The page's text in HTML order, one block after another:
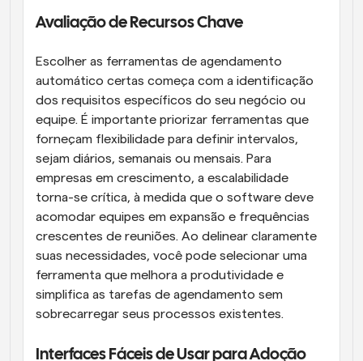
Avaliação de Recursos Chave
Escolher as ferramentas de agendamento
automático certas começa com a identificação
dos requisitos específicos do seu negócio ou
equipe. É importante priorizar ferramentas que
forneçam flexibilidade para definir intervalos,
sejam diários, semanais ou mensais. Para
empresas em crescimento, a escalabilidade
torna-se crítica, à medida que o software deve
acomodar equipes em expansão e frequências
crescentes de reuniões. Ao delinear claramente
suas necessidades, você pode selecionar uma
ferramenta que melhora a produtividade e
simplifica as tarefas de agendamento sem
sobrecarregar seus processos existentes.
Interfaces Fáceis de Usar para Adoção